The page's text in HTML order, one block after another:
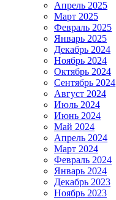
Апрель 2025
Март 2025
Февраль 2025
Январь 2025
Декабрь 2024
Ноябрь 2024
Октябрь 2024
Сентябрь 2024
Август 2024
Июль 2024
Июнь 2024
Май 2024
Апрель 2024
Март 2024
Февраль 2024
Январь 2024
Декабрь 2023
Ноябрь 2023